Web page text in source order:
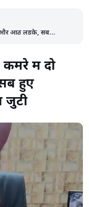
और आठ लडके, सब...
में दो
हुए
जुटी